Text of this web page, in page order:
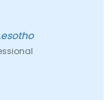
Lesotho